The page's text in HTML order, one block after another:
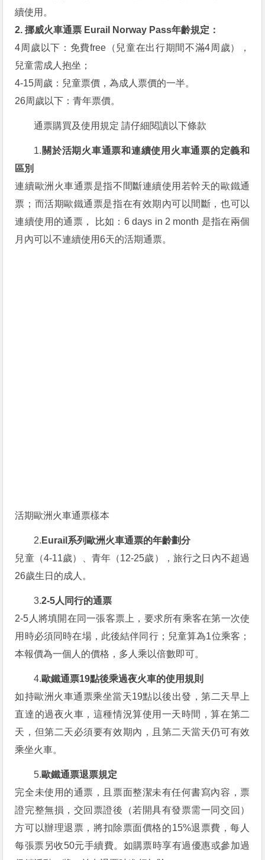
續使用。
2. 挪威火車通票 Eurail Norway Pass年齡規定：
4周歲以下：免費free（兒童在出行期間不滿4周歲），
兒童需成人抱坐；
4-15周歲：兒童票價，為成人票價的一半。
26周歲以下：青年票價。
通票購買及使用規定 請仔細閱讀以下條款
1. 關於活期火車通票和連續使用火車通票的定義和
區別
連續歐洲火車通票是指不間斷連續使用若幹天的歐鐵通
票；而活期歐鐵通票是指在有效期內可以間斷，也可以
連續使用的通票， 比如：6 days in 2 month 是指在兩個
月內可以不連續使用6天的活期通票。
活期歐洲火車通票樣本
2. Eurail系列歐洲火車通票的年齡劃分
兒童（4-11歲）、青年（12-25歲），旅行之日內不超過
26歲生日的成人。
3.2-5人同行的通票
2-5人將填開在同一張客票上，要求所有乘客在第一次使
用時必須同時在場，此後結伴同行；兒童算為1位乘客；
本報價為一個人的價格，多人乘以倍數即可。
4.歐鐵通票19點後乘過夜火車的使用規則
如持歐洲火車通票乘坐當天19點以後出發，第二天早上
直達的過夜火車，這種情況算使用一天時間，算在第二
天，但第二天必須要有效期內，且第二天當天仍可有效
乘坐火車。
5.歐鐵通票退票規定
完全未使用的通票，且票面整潔未有任何書寫內容，票
證完整無損，交回票證後（若開具有發票需一同交回）
方可以辦理退票，將扣除票面價格的15%退票費，每人
每張票另收50元手續費。如購票時享有過優惠或參加過